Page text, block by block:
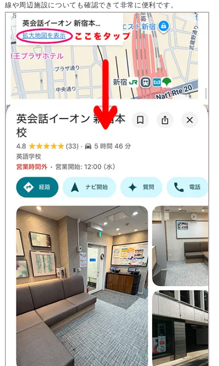
線や周辺施設についても確認できて非常に便利です。